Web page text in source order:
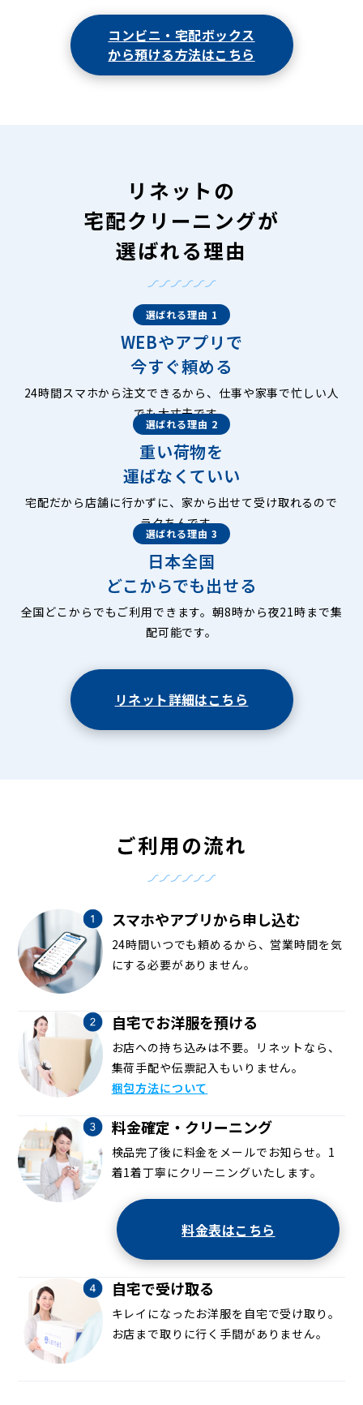
コンビニ・宅配ボックス
から預ける方法はこちら
リネットの
宅配クリーニングが
選ばれる理由
選ばれる理由 1
WEBやアプリで
今すぐ頼める
24時間スマホから注文できるから、仕事や家事で忙しい人
でも大丈夫です。
選ばれる理由 2
重い荷物を
運ばなくていい
宅配だから店舗に行かずに、家から出せて受け取れるので
ラクちんです。
選ばれる理由 3
日本全国
どこからでも出せる
全国どこからでもご利用できます。朝8時から夜21時まで集
配可能です。
リネット詳細はこちら
ご利用の流れ
スマホやアプリから申し込む
24時間いつでも頼めるから、営業時間を気
にする必要がありません。
自宅でお洋服を預ける
お店への持ち込みは不要。リネットなら、
集荷手配や伝票記入もいりません。
梱包方法について
料金確定・クリーニング
検品完了後に料金をメールでお知らせ。1
着1着丁寧にクリーニングいたします。
料金表はこちら
自宅で受け取る
キレイになったお洋服を自宅で受け取り。
お店まで取りに行く手間がありません。